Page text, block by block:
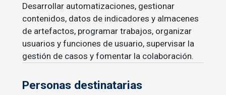
Desarrollar automatizaciones, gestionar
contenidos, datos de indicadores y almacenes
de artefactos, programar trabajos, organizar
usuarios y funciones de usuario, supervisar la
gestión de casos y fomentar la colaboración.
Personas destinatarias